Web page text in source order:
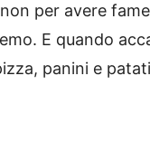
per avere
E quando
panini e